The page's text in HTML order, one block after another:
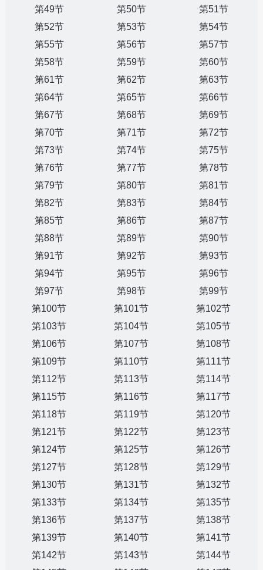
第49节
第50节
第51节
第52节
第53节
第54节
第55节
第56节
第57节
第58节
第59节
第60节
第61节
第62节
第63节
第64节
第65节
第66节
第67节
第68节
第69节
第70节
第71节
第72节
第73节
第74节
第75节
第76节
第77节
第78节
第79节
第80节
第81节
第82节
第83节
第84节
第85节
第86节
第87节
第88节
第89节
第90节
第91节
第92节
第93节
第94节
第95节
第96节
第97节
第98节
第99节
第100节
第101节
第102节
第103节
第104节
第105节
第106节
第107节
第108节
第109节
第110节
第111节
第112节
第113节
第114节
第115节
第116节
第117节
第118节
第119节
第120节
第121节
第122节
第123节
第124节
第125节
第126节
第127节
第128节
第129节
第130节
第131节
第132节
第133节
第134节
第135节
第136节
第137节
第138节
第139节
第140节
第141节
第142节
第143节
第144节